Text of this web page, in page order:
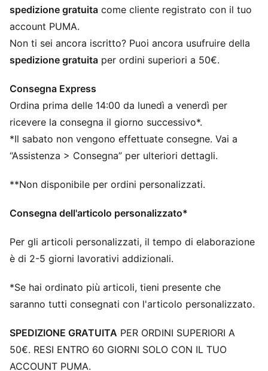
calcio d'inizio al fondo della rete più velocemente di
quanto possiate dire: Luci spente.
ACCELERATION: la suola in carbonio SPEEDSYSTEM
combina il materiale elastico in fibra di carbonio per
posizionamento e orientamento dei tacchetti per
un'accelerazione più rapida.
TRAZIONE: il design dei tacchetti FastTrax si avvale
delle intuizioni della ricerca accademica e degli studi
sulla trazione per fornire maggiore trazione in fase di
accelerazione, taglio e rottura
STABILITÀ: il telaio di supporto PWRTAPE SQD
stabilizza il piede all'interno dello stivale senza
ostacolare l'agilità o la libertà di movimento
La tomaia delle scarpe è realizzata con almeno il 30%
di materiali riciclati
DETTAGLI
Tomaia leggera in mesh
Ammortizzazione del tallone OrthoLite® per
un'aderenza sicura
ultrasottile studiato per migliorare il controllo della
palla a prescindere dalle condizioni del campo
Suola in carbonio SPEEDSYSTEM
spedizione gratuita come cliente registrato con il tuo
account PUMA.
Non ti sei ancora iscritto? Puoi ancora usufruire della
spedizione gratuita per ordini superiori a 50€.
Consegna Express
Ordina prima delle 14:00 da lunedì a venerdì per
ricevere la consegna il giorno successivo*.
*Il sabato non vengono effettuate consegne. Vai a
“Assistenza > Consegna” per ulteriori dettagli.
**Non disponibile per ordini personalizzati.
Consegna dell'articolo personalizzato*
Per gli articoli personalizzati, il tempo di elaborazione
è di 2-5 giorni lavorativi addizionali.
*Se hai ordinato più articoli, tieni presente che
saranno tutti consegnati con l'articolo personalizzato.
SPEDIZIONE GRATUITA PER ORDINI SUPERIORI A
50€. RESI ENTRO 60 GIORNI SOLO CON IL TUO
ACCOUNT PUMA.